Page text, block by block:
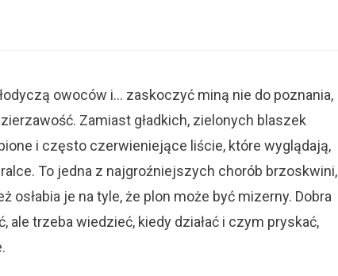
owoców i… zaskoczyć miną nie do poznania,
Zamiast gładkich, zielonych blaszek
i często czerwieniejące liście, które wyglądają,
To jedna z najgroźniejszych chorób brzoskwini,
osłabia je na tyle, że plon może być mizerny. Dobra
ale trzeba wiedzieć, kiedy działać i czym pryskać,